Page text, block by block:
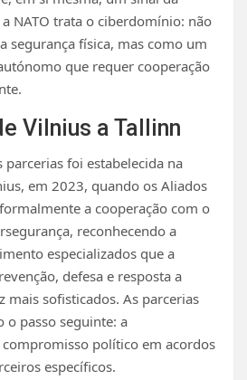
NATO trata o ciberdomínio: não
segurança física, mas como um
que requer cooperação
Vilnius a Tallinn
parcerias foi estabelecida na
em 2023, quando os Aliados
a cooperação com o
reconhecendo a
especializados que a
defesa e resposta a
mais sofisticados. As parcerias
o passo seguinte: a
político em acordos
específicos.